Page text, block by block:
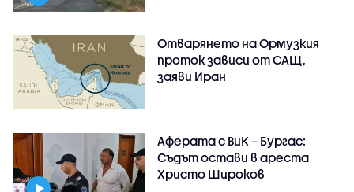
Отварянето на Ормузкия
проток зависи от САЩ,
заяви Иран
Аферата с ВиК – Бургас:
Съдът остави в ареста
Христо Широков